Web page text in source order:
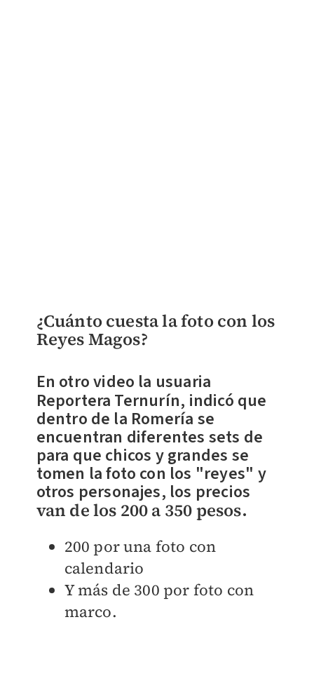
¿Cuánto cuesta la foto con los
Reyes Magos?
En otro video la usuaria
Reportera Ternurín, indicó que
dentro de la Romería se
encuentran diferentes sets de
para que chicos y grandes se
tomen la foto con los "reyes" y
otros personajes, los precios
van de los 200 a 350 pesos.
200 por una foto con
calendario
Y más de 300 por foto con
marco.